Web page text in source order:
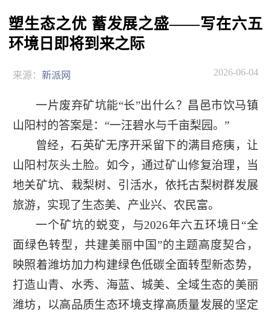
塑生态之优 蓄发展之盛——写在六五
环境日即将到来之际
来源： 新派网 2026-06-04
一片废弃矿坑能“长”出什么？昌邑市饮马镇
山阳村的答案是：“一汪碧水与千亩梨园。”
曾经，石英矿无序开采留下的满目疮痍，让
山阳村灰头土脸。如今，通过矿山修复治理，当
地关矿坑、栽梨树、引活水，依托古梨树群发展
旅游，实现了生态美、产业兴、农民富。
一个矿坑的蜕变，与2026年六五环境日“全
面绿色转型，共建美丽中国”的主题高度契合，
映照着潍坊加力构建绿色低碳全面转型新态势，
打造山青、水秀、海蓝、城美、全域生态的美丽
潍坊，以高品质生态环境支撑高质量发展的坚定